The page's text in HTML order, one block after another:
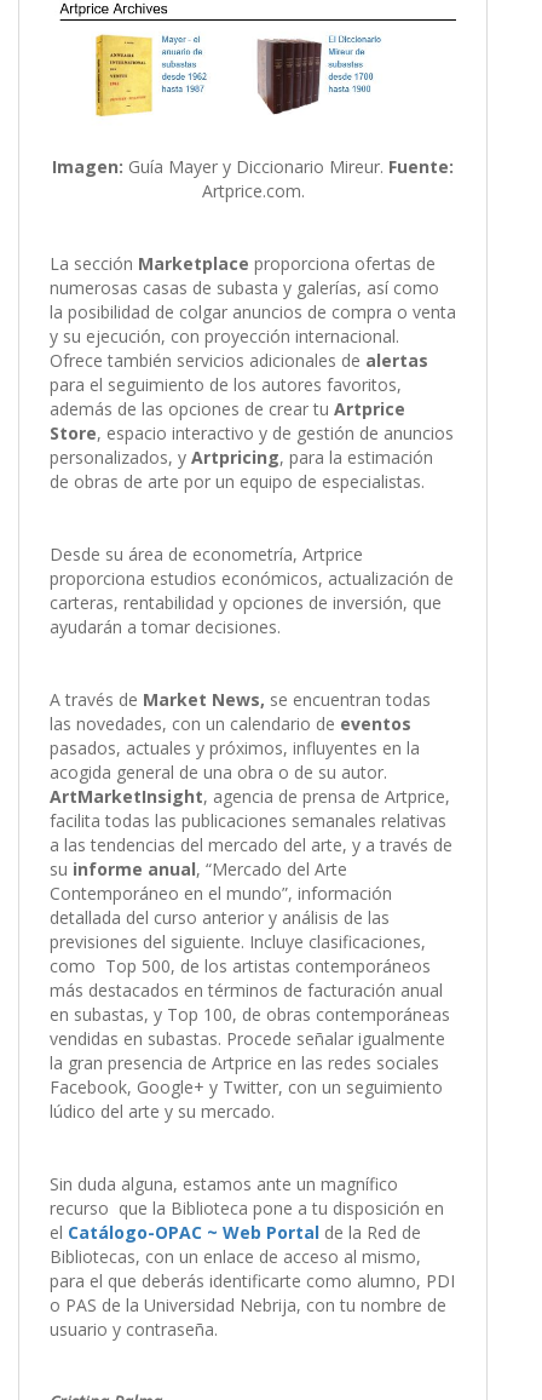
Imagen: Guía Mayer y Diccionario Mireur. Fuente:
Artprice.com.
La sección Marketplace proporciona ofertas de
numerosas casas de subasta y galerías, así como
la posibilidad de colgar anuncios de compra o venta
y su ejecución, con proyección internacional.
Ofrece también servicios adicionales de alertas
para el seguimiento de los autores favoritos,
además de las opciones de crear tu Artprice
Store, espacio interactivo y de gestión de anuncios
personalizados, y Artpricing, para la estimación
de obras de arte por un equipo de especialistas.
Desde su área de econometría, Artprice
proporciona estudios económicos, actualización de
carteras, rentabilidad y opciones de inversión, que
ayudarán a tomar decisiones.
A través de Market News, se encuentran todas
las novedades, con un calendario de eventos
pasados, actuales y próximos, influyentes en la
acogida general de una obra o de su autor.
ArtMarketInsight, agencia de prensa de Artprice,
facilita todas las publicaciones semanales relativas
a las tendencias del mercado del arte, y a través de
su informe anual, “Mercado del Arte
Contemporáneo en el mundo”, información
detallada del curso anterior y análisis de las
previsiones del siguiente. Incluye clasificaciones,
como Top 500, de los artistas contemporáneos
más destacados en términos de facturación anual
en subastas, y Top 100, de obras contemporáneas
vendidas en subastas. Procede señalar igualmente
la gran presencia de Artprice en las redes sociales
Facebook, Google+ y Twitter, con un seguimiento
lúdico del arte y su mercado.
Sin duda alguna, estamos ante un magnífico
recurso que la Biblioteca pone a tu disposición en
el Catálogo-OPAC ~ Web Portal de la Red de
Bibliotecas, con un enlace de acceso al mismo,
para el que deberás identificarte como alumno, PDI
o PAS de la Universidad Nebrija, con tu nombre de
usuario y contraseña.